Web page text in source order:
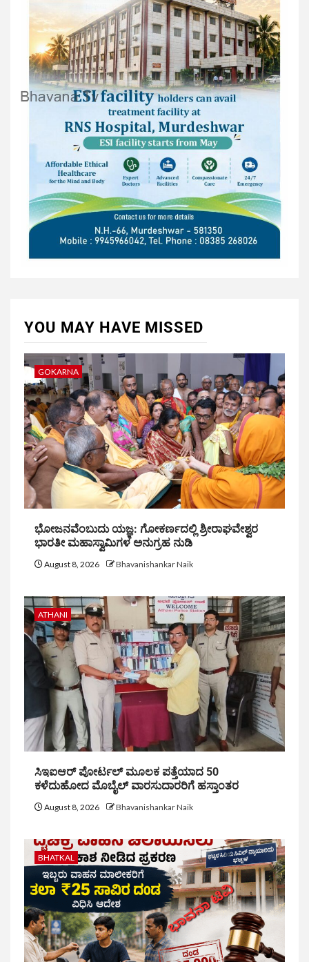
YOU MAY HAVE MISSED
GOKARNA
ಭೋಜನವೆಂಬುದು ಯಜ್ಞ: ಗೋಕರ್ಣದಲ್ಲಿ ಶ್ರೀರಾಘವೇಶ್ವರ
ಭಾರತೀ ಮಹಾಸ್ವಾಮಿಗಳ ಅನುಗ್ರಹ ನುಡಿ
August 8, 2026 Bhavanishankar Naik
ATHANI
ಸಿಇಐಆರ್ ಪೋರ್ಟಲ್ ಮೂಲಕ ಪತ್ತೆಯಾದ 50
ಕಳೆದುಹೋದ ಮೊಬೈಲ್ ವಾರಸುದಾರರಿಗೆ ಹಸ್ತಾಂತರ
August 8, 2026 Bhavanishankar Naik
BHATKAL